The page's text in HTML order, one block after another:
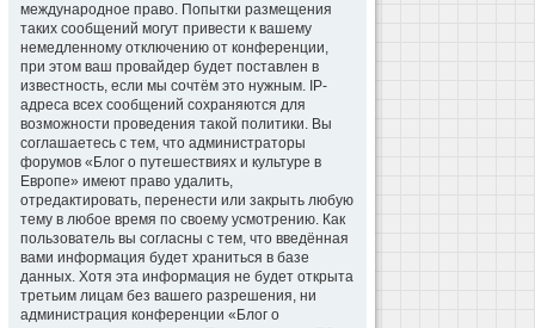
международное право. Попытки размещения
таких сообщений могут привести к вашему
немедленному отключению от конференции,
при этом ваш провайдер будет поставлен в
известность, если мы сочтём это нужным. IP-
адреса всех сообщений сохраняются для
возможности проведения такой политики. Вы
соглашаетесь с тем, что администраторы
форумов «Блог о путешествиях и культуре в
Европе» имеют право удалить,
отредактировать, перенести или закрыть любую
тему в любое время по своему усмотрению. Как
пользователь вы согласны с тем, что введённая
вами информация будет храниться в базе
данных. Хотя эта информация не будет открыта
третьим лицам без вашего разрешения, ни
администрация конференции «Блог о